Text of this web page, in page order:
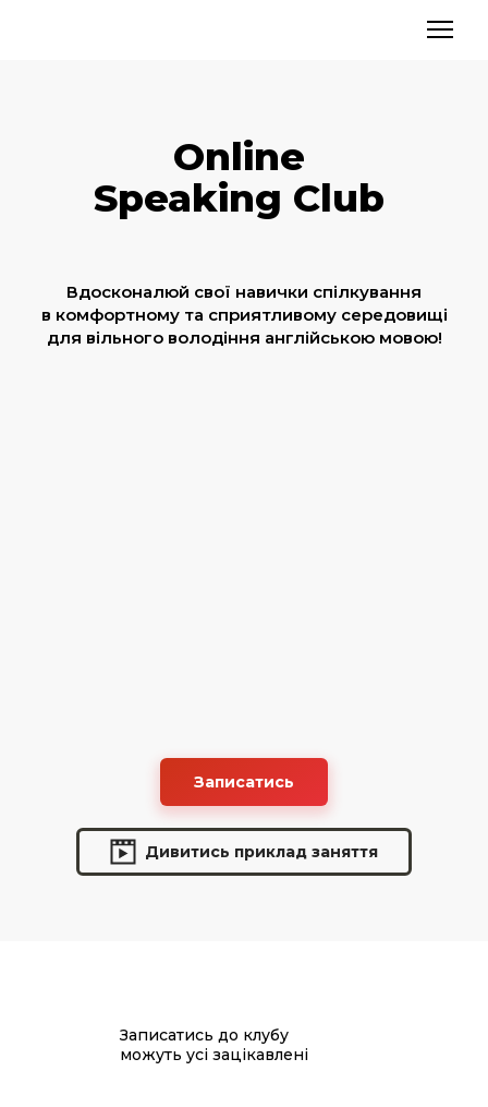
Online
Speaking Club
Вдосконалюй свої навички спілкування
в комфортному та сприятливому середовищі
для вільного володіння англійською мовою!
Записатись
Дивитись приклад заняття
Записатись до клубу
можуть усі зацікавлені